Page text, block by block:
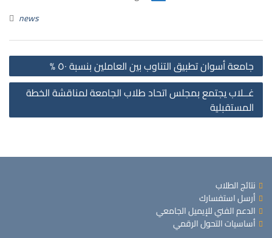
news
جامعة أسوان تطبيق التناوب بين العاملين بنسبة ٥٠ %
غــلاب يجتمع بمجلس اتحاد طلاب الجامعة لمناقشة الخطة
المستقبلية
نتائج الطلاب
أرسل استفسارك
الدعم الفني للإيميل الجامعي
أساسيات التحول الرقمي